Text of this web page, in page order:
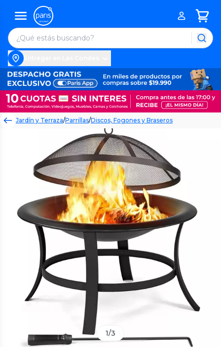
Jardín y Terraza/Parrillas/Discos, Fogones y Braseros
1/3